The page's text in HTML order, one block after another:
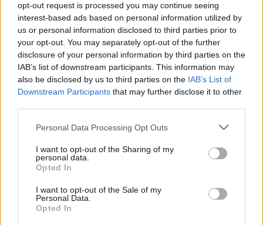
opt-out request is processed you may continue seeing
interest-based ads based on personal information utilized by
us or personal information disclosed to third parties prior to
your opt-out. You may separately opt-out of the further
disclosure of your personal information by third parties on the
IAB’s list of downstream participants. This information may
also be disclosed by us to third parties on the IAB’s List of
Downstream Participants that may further disclose it to other
Personal Data Processing Opt Outs
I want to opt-out of the Sharing of my
personal data.
Opted In
I want to opt-out of the Sale of my
Personal Data.
Opted In
Kriminalai
kilusiu ažiotažu
Kriminalai
sudegė ne tik namelis ant
ratų